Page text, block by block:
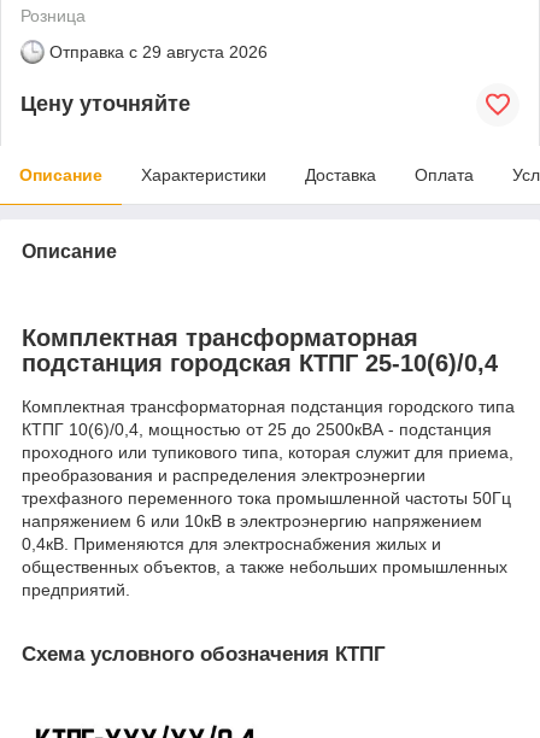
Розница
Отправка с 29 августа 2026
Цену уточняйте
Описание Характеристики Доставка Оплата
Описание
Комплектная трансформаторная
подстанция городская КТПГ 25-10(6)/0,4
Комплектная трансформаторная подстанция городского типа
КТПГ 10(6)/0,4, мощностью от 25 до 2500кВА - подстанция
проходного или тупикового типа, которая служит для приема,
преобразования и распределения электроэнергии
трехфазного переменного тока промышленной частоты 50Гц
напряжением 6 или 10кВ в электроэнергию напряжением
0,4кВ. Применяются для электроснабжения жилых и
общественных объектов, а также небольших промышленных
предприятий.
Схема условного обозначения КТПГ